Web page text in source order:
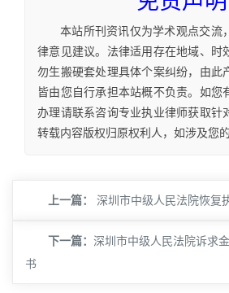
本站所刊资讯仅为学术观点交流
律意见建议。法律适用存在地域、时
勿生搬硬套处理具体个案纠纷，由此
皆由您自行承担本站概不负责。如您
办理请联系咨询专业执业律师获取针
转载内容版权归原权利人，如涉及您
上一篇： 深圳市中级人民法院恢复
下一篇： 深圳市中级人民法院诉求
书